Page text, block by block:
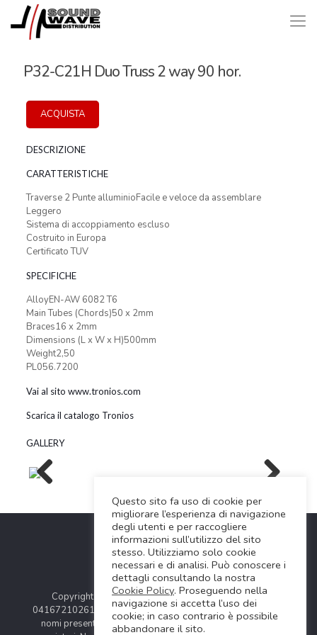
P32-C21H Duo Truss 2 way 90 hor.
ACQUISTA
DESCRIZIONE
CARATTERISTICHE
Traverse 2 Punte alluminioFacile e veloce da assemblare
Leggero
Sistema di accoppiamento escluso
Costruito in Europa
Certificato TUV
SPECIFICHE
AlloyEN-AW 6082 T6
Main Tubes (Chords)50 x 2mm
Braces16 x 2mm
Dimensions (L x W x H)500mm
Weight2,50
PL056.7200
Vai al sito www.tronios.com
Scarica il catalogo Tronios
GALLERY
Copyright © 2024 Soundwave Distribution Srl - P.I.
04167210261 |
COOKIES POLICY| Tutti i marchi, i prodotti e i
nomi presentati in questo sito sono registrati dai legittimi
Questo sito fa uso di cookie per
migliorare l’esperienza di navigazione
degli utenti e per raccogliere
informazioni sull’utilizzo del sito
stesso. Utilizziamo solo cookie
necessari e di analisi. Può conoscere i
dettagli consultando la nostra
Cookie Policy. Proseguendo nella
navigazione si accetta l’uso dei
cookie; in caso contrario è possibile
abbandonare il sito.